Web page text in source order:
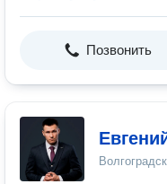
Позвонить